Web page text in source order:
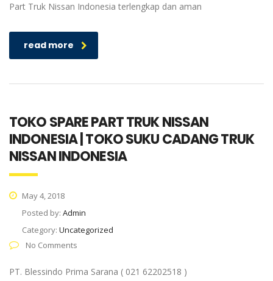
Part Truk Nissan Indonesia terlengkap dan aman
read more
TOKO SPARE PART TRUK NISSAN
INDONESIA | TOKO SUKU CADANG TRUK
NISSAN INDONESIA
May 4, 2018
Posted by: Admin
Category: Uncategorized
No Comments
PT. Blessindo Prima Sarana ( 021 62202518 )